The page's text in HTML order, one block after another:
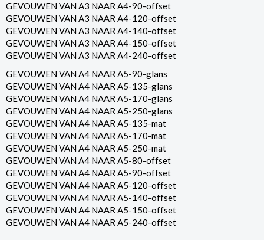
GEVOUWEN VAN A3 NAAR A4-90-offset
GEVOUWEN VAN A3 NAAR A4-120-offset
GEVOUWEN VAN A3 NAAR A4-140-offset
GEVOUWEN VAN A3 NAAR A4-150-offset
GEVOUWEN VAN A3 NAAR A4-240-offset
GEVOUWEN VAN A4 NAAR A5-90-glans
GEVOUWEN VAN A4 NAAR A5-135-glans
GEVOUWEN VAN A4 NAAR A5-170-glans
GEVOUWEN VAN A4 NAAR A5-250-glans
GEVOUWEN VAN A4 NAAR A5-135-mat
GEVOUWEN VAN A4 NAAR A5-170-mat
GEVOUWEN VAN A4 NAAR A5-250-mat
GEVOUWEN VAN A4 NAAR A5-80-offset
GEVOUWEN VAN A4 NAAR A5-90-offset
GEVOUWEN VAN A4 NAAR A5-120-offset
GEVOUWEN VAN A4 NAAR A5-140-offset
GEVOUWEN VAN A4 NAAR A5-150-offset
GEVOUWEN VAN A4 NAAR A5-240-offset